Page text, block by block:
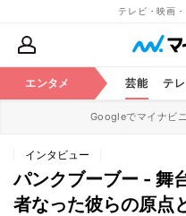
テレビ・映画
エンタメ 芸能 テ
Googleでマイナビ
インタビュー
パンクブーブー - 舞
者なった彼らの原点